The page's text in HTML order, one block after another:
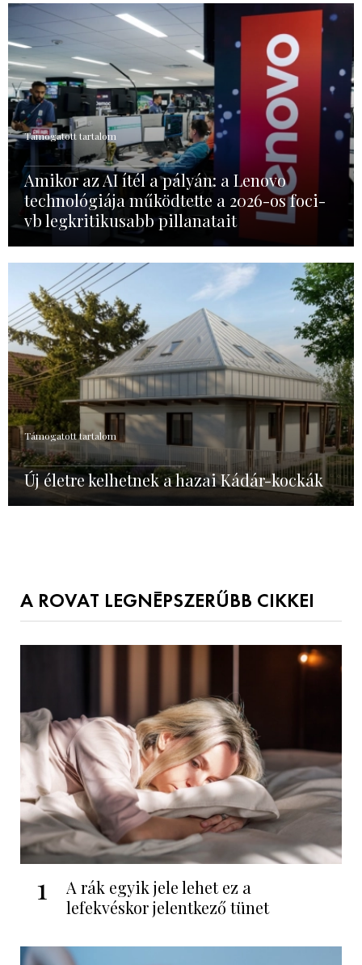
Támogatott tartalom
Amikor az AI ítél a pályán: a Lenovo
technológiája működtette a 2026-os foci-
vb legkritikusabb pillanatait
Támogatott tartalom
Új életre kelhetnek a hazai Kádár-kockák
A ROVAT LEGNÉPSZERŰBB CIKKEI
1
A rák egyik jele lehet ez a
lefekvéskor jelentkező tünet